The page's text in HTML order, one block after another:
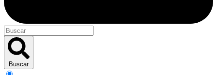
Buscar